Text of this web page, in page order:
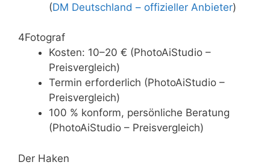
(DM Deutschland – offizieller Anbieter)
4Fotograf
Kosten: 10–20 € (PhotoAiStudio –
Preisvergleich)
Termin erforderlich (PhotoAiStudio –
Preisvergleich)
100 % konform, persönliche Beratung
(PhotoAiStudio – Preisvergleich)
Der Haken